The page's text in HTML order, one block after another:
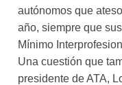
autónomos que
año, siempre que
Mínimo
Una cuestión que
presidente de ATA,